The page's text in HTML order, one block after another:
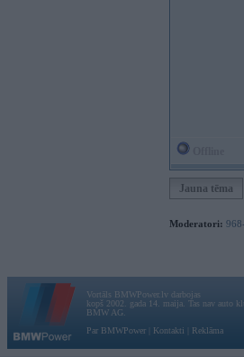
Jauna tēma
Moderatori:
Vortāls BMWPower.lv darbojas
kopš 2002. gada 14. maija. Tas nav auto
BMW AG.
Par BMWPower
Kontakti Reklāma